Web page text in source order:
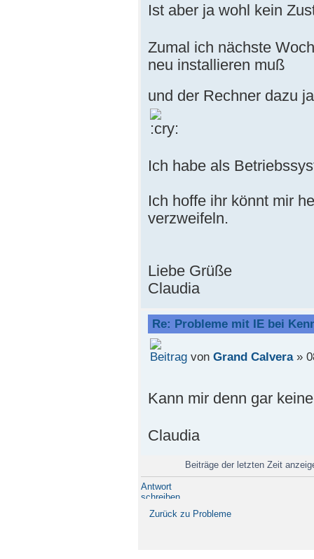
Ist aber ja wohl kein
Zumal ich nächste
neu installieren muß
und der Rechner dazu
Ich habe als
Ich hoffe ihr könnt mir
verzweifeln.
Liebe Grüße
Claudia
Re: Probleme mit IE bei
von Grand Calvera»
Kann mir denn gar
Claudia
Beiträge der letzten Zeit
Antwort
schreiben
Zurück zu Probleme